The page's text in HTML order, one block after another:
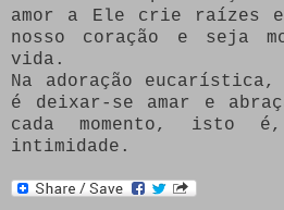
amor a Ele crie raízes
nosso coração e seja
vida.
Na adoração
é deixar-se amar e
cada momento, isto
intimidade.